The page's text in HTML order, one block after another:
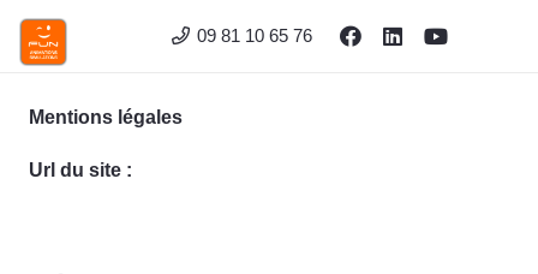
09 81 10 65 76
Mentions légales
Url du site :